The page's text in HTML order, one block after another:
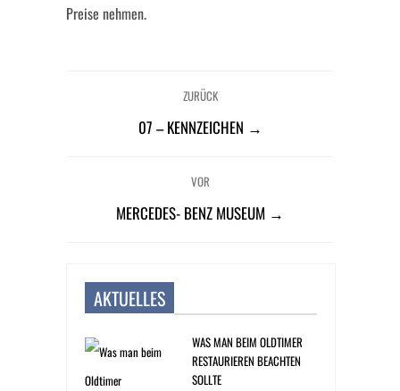
Preise nehmen.
ZURÜCK
07 – KENNZEICHEN →
VOR
MERCEDES- BENZ MUSEUM →
AKTUELLES
WAS MAN BEIM OLDTIMER
RESTAURIEREN BEACHTEN
SOLLTE